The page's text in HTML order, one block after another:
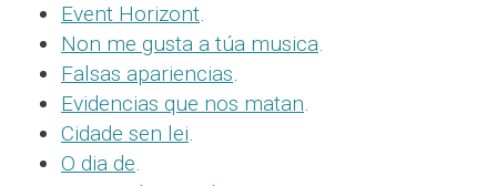
Event Horizont.
Non me gusta a túa musica.
Falsas apariencias.
Evidencias que nos matan.
Cidade sen lei.
O dia de.